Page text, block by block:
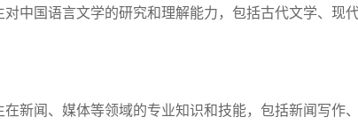
对中国语言文学的研究和理解能力，包括古代文学、现
新闻、媒体等领域的专业知识和技能，包括新闻写作